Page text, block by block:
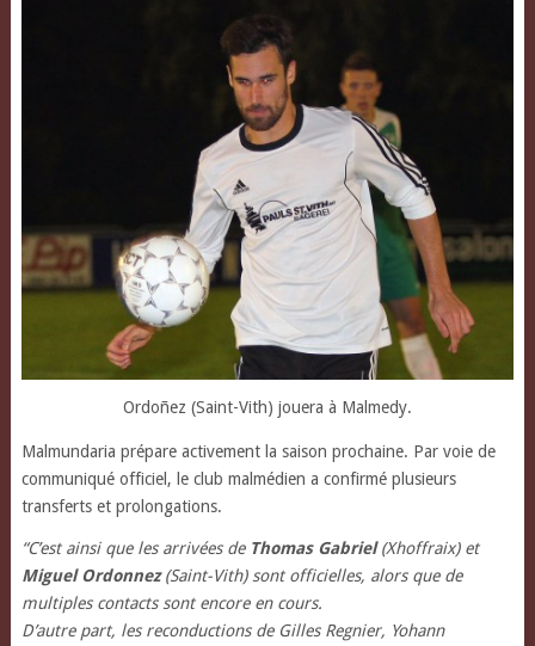
Ordoñez (Saint-Vith) jouera à Malmedy.
Malmundaria prépare activement la saison prochaine. Par voie de
communiqué officiel, le club malmédien a confirmé plusieurs
transferts et prolongations.
“C’est ainsi que les arrivées de Thomas Gabriel(Xhoffraix) et
Miguel Ordonnez(Saint-Vith) sont officielles, alors que de
multiples contacts sont encore en cours.
D’autre part, les reconductions de Gilles Regnier, Yohann